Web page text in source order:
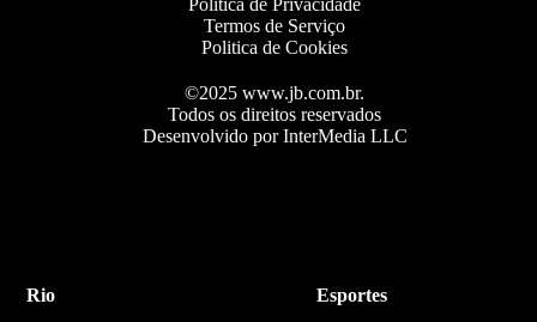
Politica de Privacidade
Termos de Serviço
Politica de Cookies
©2025 www.jb.com.br.
Todos os direitos reservados
Desenvolvido por InterMedia LLC
Rio Esportes